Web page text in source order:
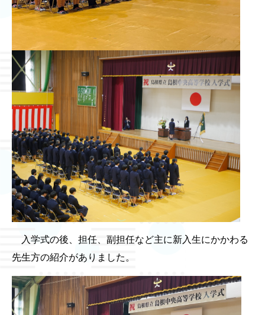
入学式の後、担任、副担任など主に新入生にかかわる
先生方の紹介がありました。